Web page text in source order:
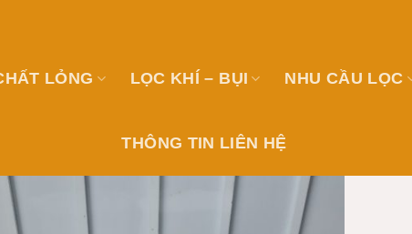
LỎNG LỌC KHÍ – BỤI NHU CẦU LỌC
THÔNG TIN LIÊN HỆ